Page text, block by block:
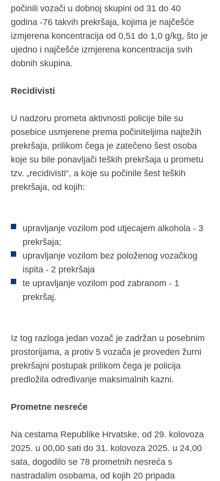
počinili vozači u dobnoj skupini od 31 do 40
godina -76 takvih prekršaja, kojima je najčešće
izmjerena koncentracija od 0,51 do 1,0 g/kg, što je
ujedno i najčešće izmjerena koncentracija svih
dobnih skupina.
Recidivisti
U nadzoru prometa aktivnosti policije bile su
posebice usmjerene prema počiniteljima najtežih
prekršaja, prilikom čega je zatečeno šest osoba
koje su bile ponavljači teških prekršaja u prometu
tzv. „recidivisti“, a koje su počinile šest teških
prekršaja, od kojih:
upravljanje vozilom pod utjecajem alkohola - 3
prekršaja;
upravljanje vozilom bez položenog vozačkog
ispita - 2 prekršaja
te upravljanje vozilom pod zabranom - 1
prekršaj.
Iz tog razloga jedan vozač je zadržan u posebnim
prostorijama, a protiv 5 vozača je proveden žurni
prekršajni postupak prilikom čega je policija
predložila određivanje maksimalnih kazni.
Prometne nesreće
Na cestama Republike Hrvatske, od 29. kolovoza
2025. u 00,00 sati do 31. kolovoza 2025. u 24,00
sata, dogodilo se 78 prometnih nesreća s
nastradalim osobama, od kojih 20 pripada